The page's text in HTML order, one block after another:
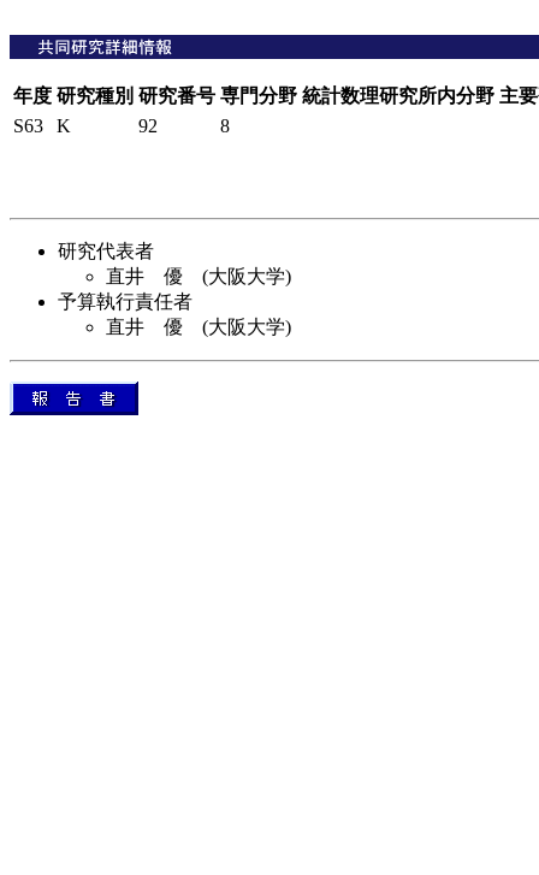
年度 研究種別 研究番号 専門分野 統計数理研究所内分野 主
S63
K 92 8
研究代表者
直井 優 (大阪大学)
予算執行責任者
直井 優 (大阪大学)